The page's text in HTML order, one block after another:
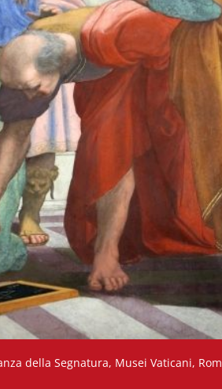
della Segnatura, Musei Vaticani,